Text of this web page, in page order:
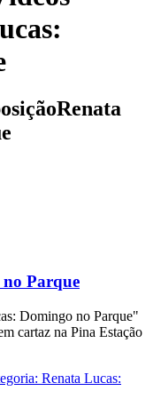
Parque
Domingo no Parque"
cartaz na Pina Estação
Renata Lucas: